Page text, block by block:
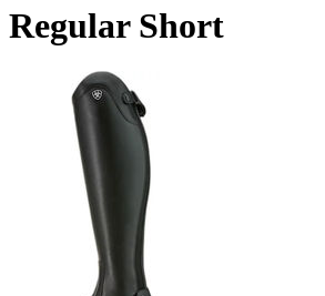
Regular Short